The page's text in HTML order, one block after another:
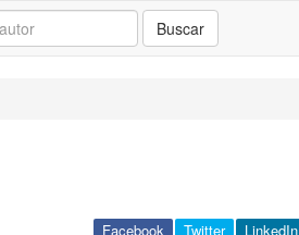
Buscar
LinkedIn
Twitter
Facebook